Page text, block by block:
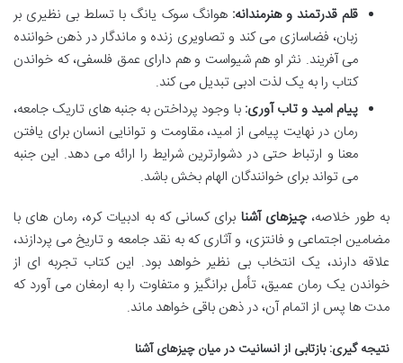
قلم قدرتمند و هنرمندانه: هوانگ سوک یانگ با تسلط بی نظیری بر
زبان، فضاسازی می کند و تصاویری زنده و ماندگار در ذهن خواننده
می آفریند. نثر او هم شیواست و هم دارای عمق فلسفی، که خواندن
کتاب را به یک لذت ادبی تبدیل می کند.
پیام امید و تاب آوری: با وجود پرداختن به جنبه های تاریک جامعه،
رمان در نهایت پیامی از امید، مقاومت و توانایی انسان برای یافتن
معنا و ارتباط حتی در دشوارترین شرایط را ارائه می دهد. این جنبه
می تواند برای خوانندگان الهام بخش باشد.
به طور خلاصه،چیزهای آشنا برای کسانی که به ادبیات کره، رمان های با
مضامین اجتماعی و فانتزی، و آثاری که به نقد جامعه و تاریخ می پردازند،
علاقه دارند، یک انتخاب بی نظیر خواهد بود. این کتاب تجربه ای از
خواندن یک رمان عمیق، تأمل برانگیز و متفاوت را به ارمغان می آورد که
مدت ها پس از اتمام آن، در ذهن باقی خواهد ماند.
نتیجه گیری: بازتابی از انسانیت در میان چیزهای آشنا